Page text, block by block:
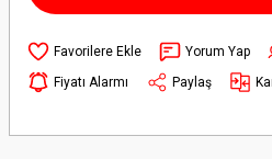
Yorum Yap
Fiyatı Alarmı
Paylaş